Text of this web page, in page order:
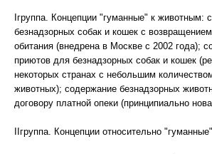
Iгруппа. Концепции "гуманные" к животным:
безнадзорных собак и кошек с
обитания (внедрена в Москве с 2002 года);
приютов для безнадзорных собак и кошек
некоторых странах с небольшим
животных); содержание безнадзорных
договору платной опеки (принципиально
IIгруппа. Концепции относительно